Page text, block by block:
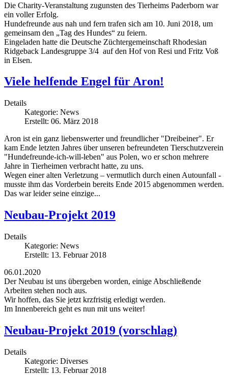
Die Charity-Veranstaltung zugunsten des Tierheims Paderborn war
ein voller Erfolg.
Hundefreunde aus nah und fern trafen sich am 10. Juni 2018, um
gemeinsam den „Tag des Hundes“ zu feiern.
Eingeladen hatte die Deutsche Züchtergemeinschaft Rhodesian
Ridgeback Landesgruppe 3/4 auf den Hof von Resi und Fritz Voß
in Elsen.
Viele helfende Engel für Aron!
Details
Kategorie: News
Erstellt: 06. März 2018
Aron ist ein ganz liebenswerter und freundlicher "Dreibeiner". Er
kam Ende letzten Jahres über unseren befreundeten Tierschutzverein
"Hundefreunde-ich-will-leben" aus Polen, wo er schon mehrere
Jahre in Tierheimen verbracht hatte, zu uns.
Wegen einer alten Verletzung – vermutlich durch einen Autounfall -
musste ihm das Vorderbein bereits Ende 2015 abgenommen werden.
Das war leider seine einzige...
Neubau-Projekt 2019
Details
Kategorie: News
Erstellt: 13. Februar 2018
06.01.2020
Der Neubau ist uns übergeben worden, einige Abschließende
Arbeiten stehen noch aus.
Wir hoffen, das Sie jetzt krzfristig erledigt werden.
Im Innenbereich geht es nun mit uns weiter!
Neubau-Projekt 2019 (vorschlag)
Details
Kategorie: Diverses
Erstellt: 13. Februar 2018